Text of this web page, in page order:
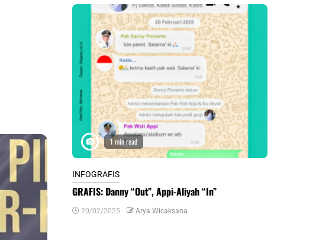
1 min read
INFOGRAFIS
GRAFIS: Danny “Out”, Appi-Aliyah “In”
20/02/2025 Arya Wicaksana